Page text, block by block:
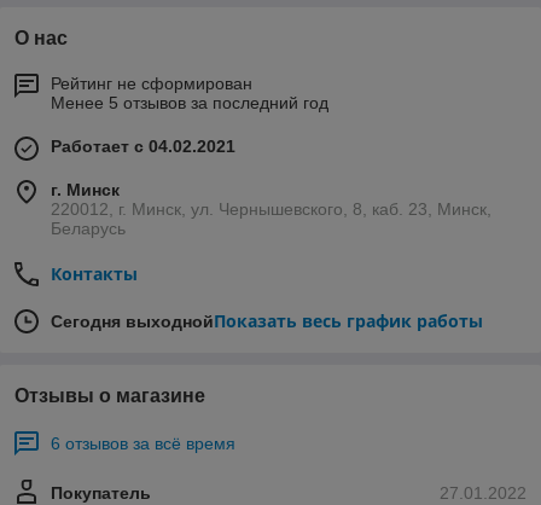
О нас
Рейтинг не сформирован
Менее 5 отзывов за последний год
Работает с 04.02.2021
г. Минск
220012, г. Минск, ул. Чернышевского, 8, каб. 23, Минск,
Беларусь
Контакты
Сегодня выходнойПоказать весь график работы
Отзывы о магазине
6 отзывов за всё время
27.01.2022
Покупатель